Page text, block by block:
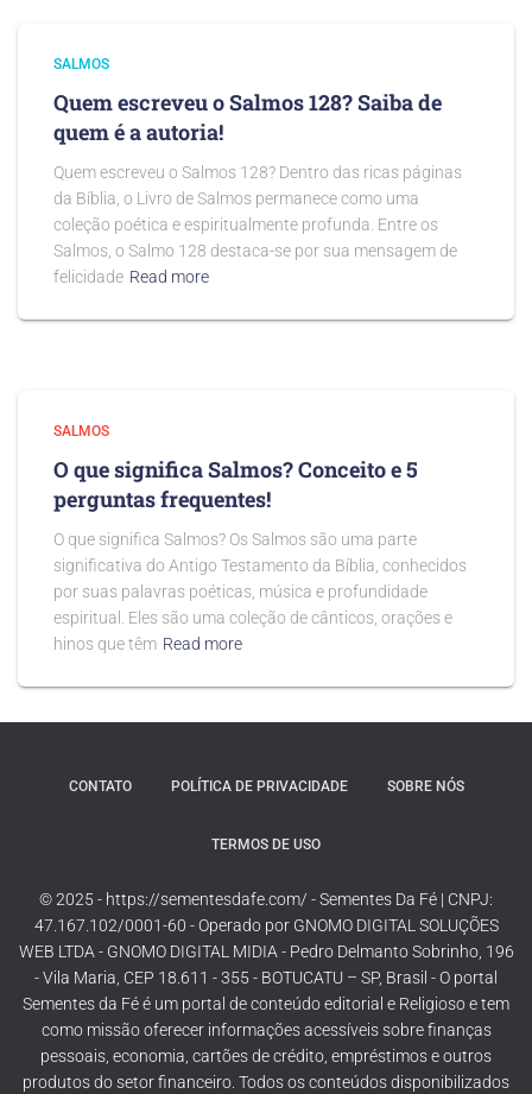
SALMOS
Quem escreveu o Salmos 128? Saiba de
quem é a autoria!
Quem escreveu o Salmos 128? Dentro das ricas páginas
da Bíblia, o Livro de Salmos permanece como uma
coleção poética e espiritualmente profunda. Entre os
Salmos, o Salmo 128 destaca-se por sua mensagem de
felicidade Read more
SALMOS
O que significa Salmos? Conceito e 5
perguntas frequentes!
O que significa Salmos? Os Salmos são uma parte
significativa do Antigo Testamento da Bíblia, conhecidos
por suas palavras poéticas, música e profundidade
espiritual. Eles são uma coleção de cânticos, orações e
hinos que têm Read more
CONTATO POLÍTICA DE PRIVACIDADE SOBRE NÓS
TERMOS DE USO
© 2025 - https://sementesdafe.com/ - Sementes Da Fé | CNPJ:
47.167.102/0001-60 - Operado por GNOMO DIGITAL SOLUÇÕES
WEB LTDA - GNOMO DIGITAL MIDIA - Pedro Delmanto Sobrinho, 196
- Vila Maria, CEP 18.611 - 355 - BOTUCATU – SP, Brasil - O portal
Sementes da Fé é um portal de conteúdo editorial e Religioso e tem
como missão oferecer informações acessíveis sobre finanças
pessoais, economia, cartões de crédito, empréstimos e outros
produtos do setor financeiro. Todos os conteúdos disponibilizados